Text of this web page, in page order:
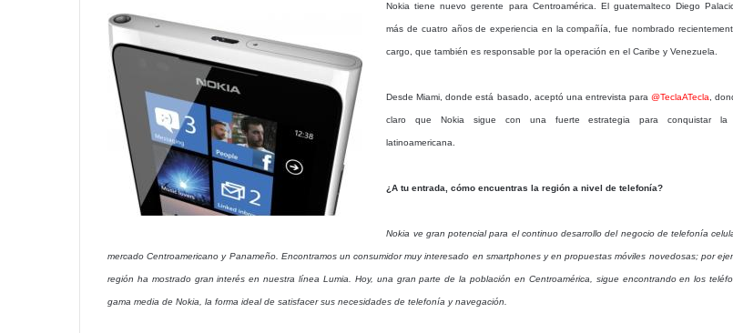
Nokia tiene nuevo gerente para Centroamérica. El guatemalteco Diego
más de cuatro años de experiencia en la compañía, fue nombrado
cargo, que también es responsable por la operación en el Caribe y Venezuela.
Desde Miami, donde está basado, aceptó una entrevista para @TeclaATecla ,
claro que Nokia sigue con una fuerte estrategia para conquistar la
latinoamericana.
¿A tu entrada, cómo encuentras la región a nivel de telefonía?
Nokia ve gran potencial para el continuo desarrollo del negocio de telefonía
mercado Centroamericano y Panameño. Encontramos un consumidor muy interesado en smartphones y en propuestas móviles novedosas; por
región ha mostrado gran interés en nuestra línea Lumia. Hoy, una gran parte de la población en Centroamérica, sigue encontrando en los
gama media de Nokia, la forma ideal de satisfacer sus necesidades de telefonía y navegación.